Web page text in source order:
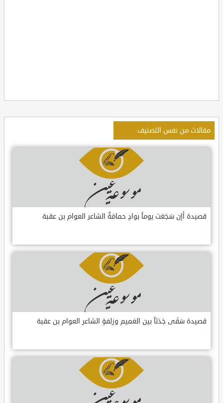
مقالات من نفس التصنيف
قصيدة أإن سَجَعَت يوماً بوادٍ حمامَةٌ الشاعر العوام بن عقبة
قصيدة سَقَى جَدَثاً بين الغميم وزلفةٍ الشاعر العوام بن عقبة